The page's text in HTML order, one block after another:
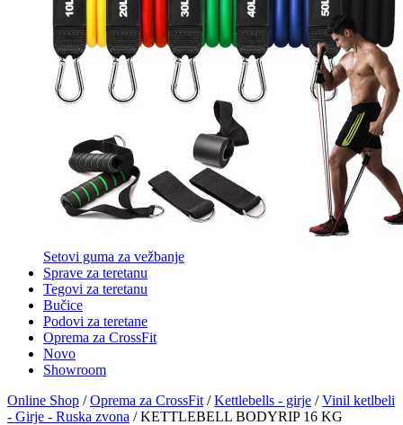
Setovi guma za vežbanje
Sprave za teretanu
Tegovi za teretanu
Bučice
Podovi za teretane
Oprema za CrossFit
Novo
Showroom
Online Shop /Oprema za CrossFit /Kettlebells - girje /Vinil ketlbeli
- Girje - Ruska zvona / KETTLEBELL BODYRIP 16 KG